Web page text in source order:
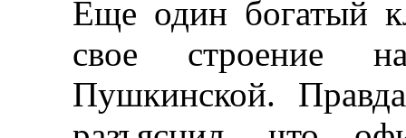
Еще один богатый
свое строение
Пушкинской.